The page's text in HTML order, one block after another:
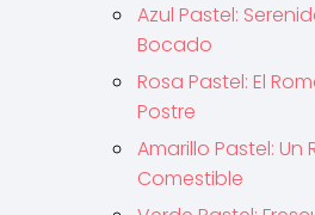
Azul Pastel:
Bocado
Rosa Pastel: El
Postre
Amarillo Pastel: Un
Comestible